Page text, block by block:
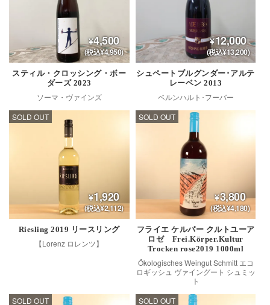
4,500
(税込¥4,950)
スティル・クロッシング・ボー
ダーズ 2023
ソーマ・ヴァインズ
12,000
(税込¥13,200)
シュペートブルグンダー･アルテ
レーベン 2013
ベルンハルト･フーバー
1,920
(税込¥2,112)
SOLD OUT
Riesling 2019 リースリング
【Lorenz ロレンツ】
3,800
(税込¥4,180)
SOLD OUT
フライエ ケルパー クルトユーア
ロゼ Frei.Körper.Kultur
Trocken rose2019 1000ml
Ökologisches Weingut Schmitt エコ
ロギッシュ ヴァイングート シュミッ
ト
SOLD OUT
SOLD OUT